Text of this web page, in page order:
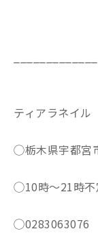
ティアラネイル
◯栃木県宇都宮
◯10時〜21時不
◯0283063076